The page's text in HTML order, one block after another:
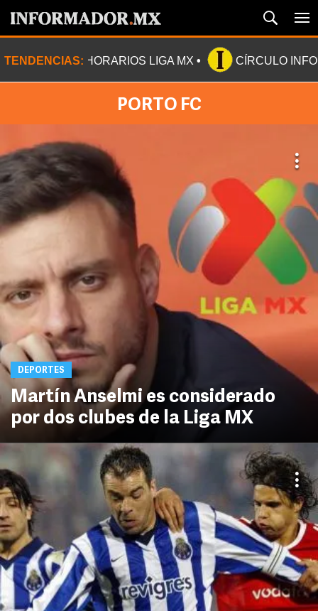
TENDENCIAS: HORARIOS LIGA MX CÍRCULO
PORTO FC
DEPORTES
Martín Anselmi es considerado
por dos clubes de la Liga MX